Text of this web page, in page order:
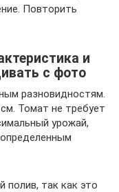
Повторить
и
с фото
разновидностям.
Томат не требует
урожай,
полив, так как это